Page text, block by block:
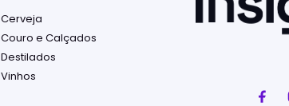
Cerveja
Couro e Calçados
Destilados
Vinhos